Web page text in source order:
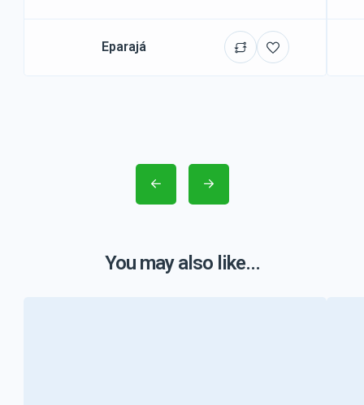
Eparajá
You may also like...